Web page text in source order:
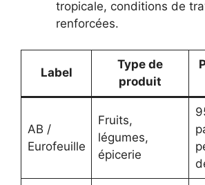
tropicale, conditions de
renforcées.
Label
Type de
produit
AB /
Eurofeuille
Fruits,
légumes,
épicerie